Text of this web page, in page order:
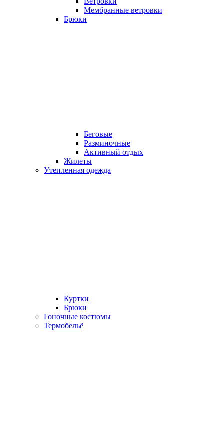
Мембранные ветровки
Брюки
Беговые
Разминочные
Активный отдых
Жилеты
Утепленная одежда
Куртки
Брюки
Гоночные костюмы
Термобельё